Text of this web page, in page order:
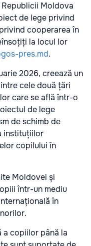
Moldova
de lege privind
cooperarea în
la locul lor
pres.md.
2026, creează un
cele două țări
care se află într-o
de lege
de schimb de
instituțiilor
copilului în
Moldovei și
într-un mediu
în
copiilor până la